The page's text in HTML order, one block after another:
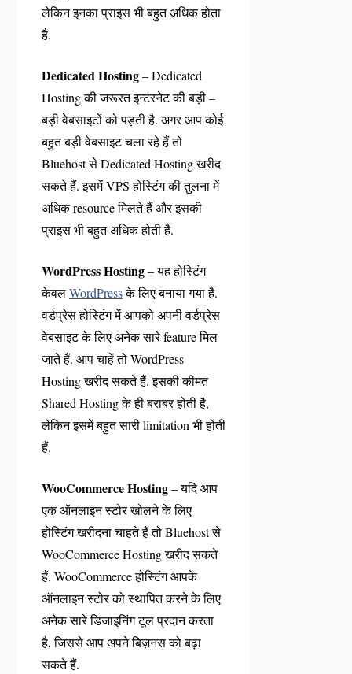
लेकिन इनका प्राइस भी बहुत अधिक होता
है.
DedicatedHosting– Dedicated
Hosting की जरूरत इन्टरनेट की बड़ी –
बड़ी वेबसाइटों को पड़ती है. अगर आप कोई
बहुत बड़ी वेबसाइट चला रहे हैं तो
Bluehost से Dedicated Hosting खरीद
सकते हैं. इसमें VPS होस्टिंग की तुलना में
अधिक resource मिलते हैं और इसकी
प्राइस भी बहुत अधिक होती है.
WordPress Hosting– यह होस्टिंग
केवलWordPressके लिए बनाया गया है.
वर्डप्रेस होस्टिंग में आपको अपनी वर्डप्रेस
वेबसाइट के लिए अनेक सारे feature मिल
जाते हैं. आप चाहें तो WordPress
Hosting खरीद सकते हैं. इसकी कीमत
Shared Hosting के ही बराबर होती है,
लेकिन इसमें बहुत सारी limitation भी होती
हैं.
WooCommerce Hosting– यदि आप
एक ऑनलाइन स्टोर खोलने के लिए
होस्टिंग खरीदना चाहते हैं तो Bluehost से
WooCommerce Hosting खरीद सकते
हैं. WooCommerce होस्टिंग आपके
ऑनलाइन स्टोर को स्थापित करने के लिए
अनेक सारे डिजाइनिंग टूल प्रदान करता
है, जिससे आप अपने बिज़नस को बढ़ा
सकते हैं.